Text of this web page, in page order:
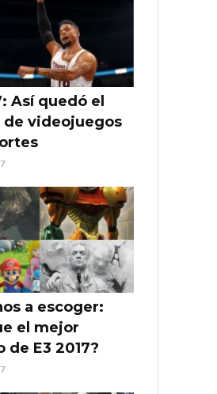
Así quedó el
de videojuegos
a escoger:
el mejor
de E3 2017?